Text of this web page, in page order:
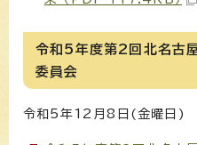
令和5年度第2回北名古
委員会
令和5年12月8日(金曜日)